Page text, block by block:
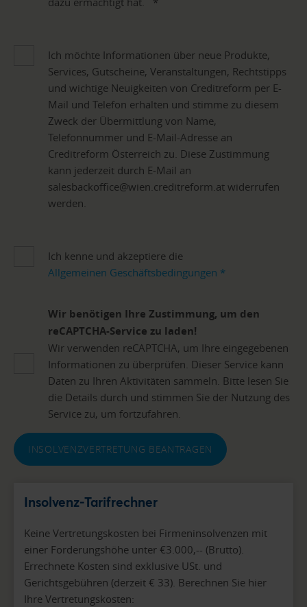
Ich möchte Informationen über neue Produkte,
Services, Gutscheine, Veranstaltungen, Rechtstipps
und wichtige Neuigkeiten von Creditreform per E-
Mail und Telefon erhalten und stimme zu diesem
Zweck der Übermittlung von Name,
Telefonnummer und E-Mail-Adresse an
Creditreform Österreich zu. Diese Zustimmung
kann jederzeit durch E-Mail an
salesbackoffice@wien.creditreform.at widerrufen
werden.
Ich kenne und akzeptiere die
Allgemeinen Geschäftsbedingungen *
Wir benötigen Ihre Zustimmung, um den
reCAPTCHA-Service zu laden!
Wir verwenden reCAPTCHA, um Ihre eingegebenen
Informationen zu überprüfen. Dieser Service kann
Daten zu Ihren Aktivitäten sammeln. Bitte lesen Sie
die Details durch und stimmen Sie der Nutzung des
Service zu, um fortzufahren.
INSOLVENZVERTRETUNG BEANTRAGEN
Insolvenz-Tarifrechner
Keine Vertretungskosten bei Firmeninsolvenzen mit
einer Forderungshöhe unter €3.000,-- (Brutto).
Errechnete Kosten sind exklusive USt. und
Gerichtsgebühren (derzeit € 33). Berechnen Sie hier
Ihre Vertretungskosten: